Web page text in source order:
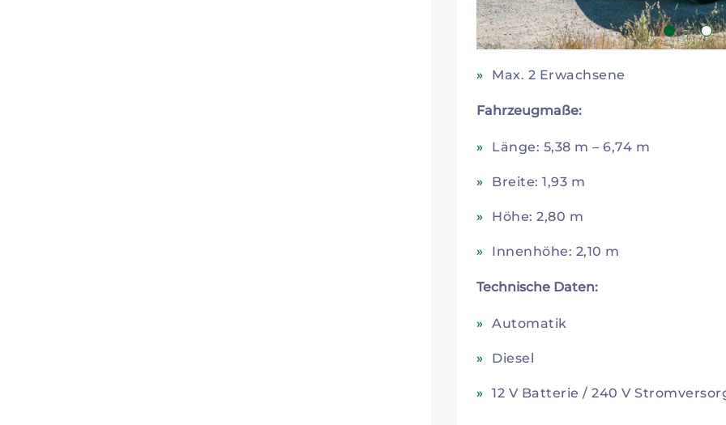
1 2
Max. 2 Erwachsene
Fahrzeugmaße:
Länge: 5,38 m – 6,74 m
Breite: 1,93 m
Höhe: 2,80 m
Innenhöhe: 2,10 m
Technische Daten:
Automatik
Diesel
12 V Batterie / 240 V